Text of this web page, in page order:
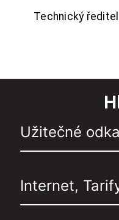
Technický
Užitečné
Internet,